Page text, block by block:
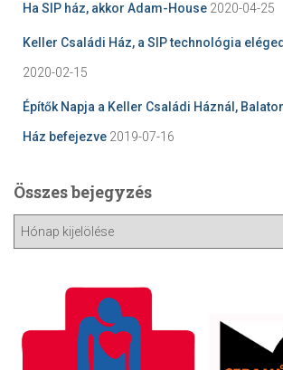
Ha SIP ház, akkor Adam-House 2020-04-25
Keller Családi Ház, a SIP technológia
2020-02-15
Építők Napja a Keller Családi Háznál,
Ház befejezve 2019-07-16
Összes bejegyzés